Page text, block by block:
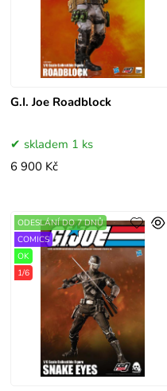
G.I. Joe Roadblock
skladem 1 ks
6 900 Kč
ODESLÁNÍ DO 7 DNŮ
COMICS
OK
1/6